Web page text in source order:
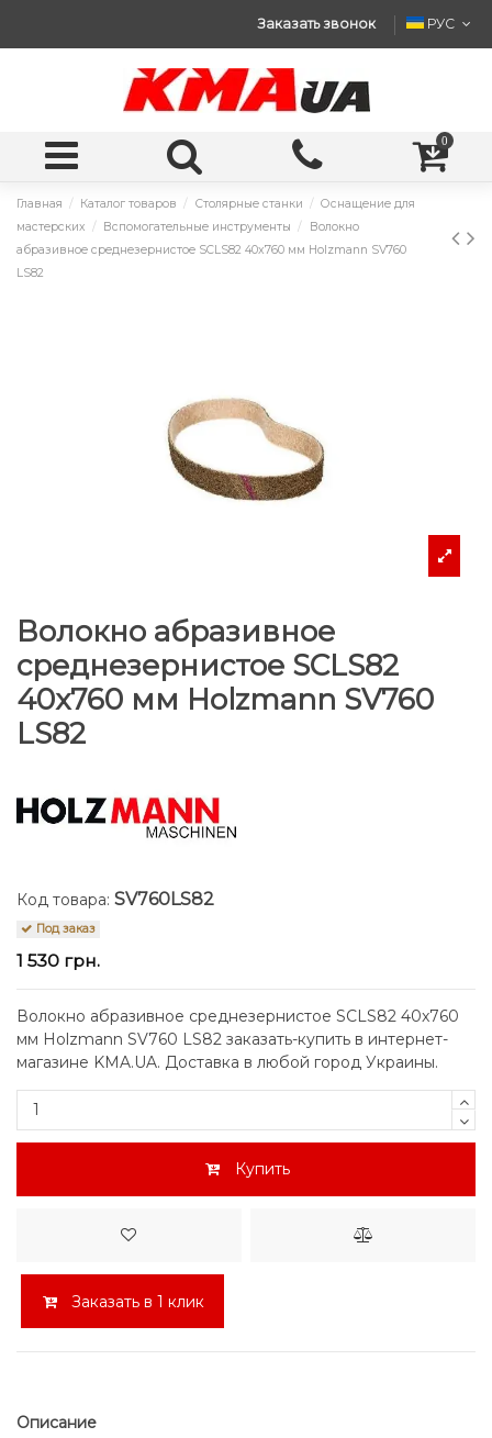
Заказать звонок РУС
0
Главная Каталог товаров Столярные станки
Оснащение для
мастерских
Вспомогательные инструменты
Волокно
абразивное среднезернистое SCLS82 40x760 мм Holzmann SV760
LS82
Волокно абразивное
среднезернистое SCLS82
40x760 мм Holzmann SV760
LS82
Код товара: SV760LS82
Под заказ
1 530 грн.
Волокно абразивное среднезернистое SCLS82 40x760
мм Holzmann SV760 LS82 заказать-купить в интернет-
магазине KMA.UA. Доставка в любой город Украины.
Купить
Заказать в 1 клик
Описание